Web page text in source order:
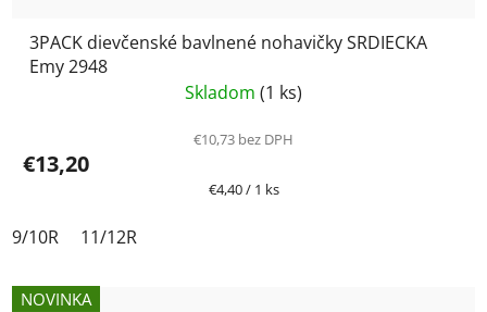
3PACK dievčenské bavlnené nohavičky SRDIECKA
Emy 2948
Skladom (1 ks)
€10,73 bez DPH
€13,20
Jednotková
€4,40 / 1 ks
9/10R 11/12R
NOVINKA